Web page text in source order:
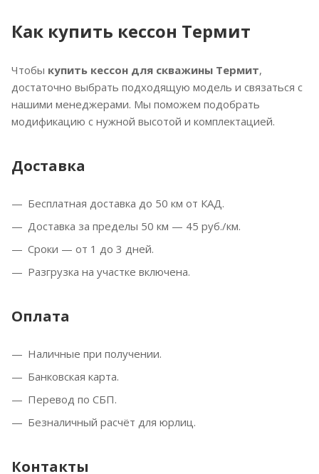
Как купить кессон Термит
Чтобы купить кессон для скважины Термит,
достаточно выбрать подходящую модель и связаться с
нашими менеджерами. Мы поможем подобрать
модификацию с нужной высотой и комплектацией.
Доставка
Бесплатная доставка до 50 км от КАД.
Доставка за пределы 50 км — 45 руб./км.
Сроки — от 1 до 3 дней.
Разгрузка на участке включена.
Оплата
Наличные при получении.
Банковская карта.
Перевод по СБП.
Безналичный расчёт для юрлиц.
Контакты